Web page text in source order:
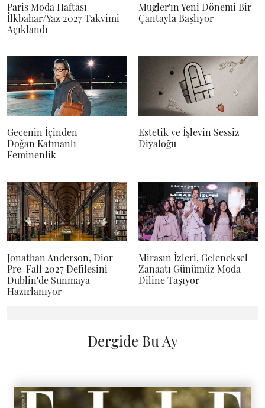
Paris Moda Haftası
İlkbahar/Yaz 2027 Takvimi
Açıklandı
Mugler'ın Yeni Dönemi Bir
Çantayla Başlıyor
Gecenin İçinden
Doğan Katmanlı
Feminenlik
Estetik ve İşlevin Sessiz
Diyaloğu
Jonathan Anderson, Dior
Pre-Fall 2027 Defilesini
Dublin'de Sunmaya
Hazırlanıyor
Mirasın İzleri, Geleneksel
Zanaatı Günümüz Moda
Diline Taşıyor
Dergide Bu Ay